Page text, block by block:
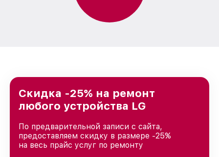
Скидка -25% на ремонт
любого устройства LG
По предварительной записи с сайта,
предоставляем скидку в размере -25%
на весь прайс услуг по ремонту